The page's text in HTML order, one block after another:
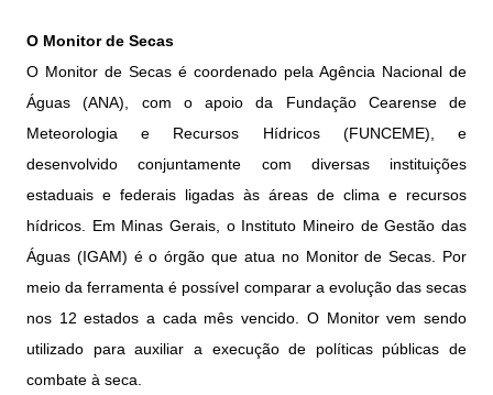
O Monitor de Secas
O Monitor de Secas é coordenado pela Agência Nacional de
Águas (ANA), com o apoio da Fundação Cearense de
Meteorologia e Recursos Hídricos (FUNCEME), e
desenvolvido conjuntamente com diversas instituições
estaduais e federais ligadas às áreas de clima e recursos
hídricos. Em Minas Gerais, o Instituto Mineiro de Gestão das
Águas (IGAM) é o órgão que atua no Monitor de Secas. Por
meio da ferramenta é possível comparar a evolução das secas
nos 12 estados a cada mês vencido. O Monitor vem sendo
utilizado para auxiliar a execução de políticas públicas de
combate à seca.